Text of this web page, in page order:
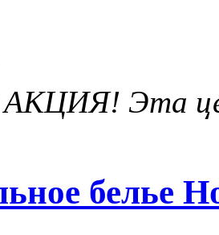
АКЦИЯ! Эта
белье